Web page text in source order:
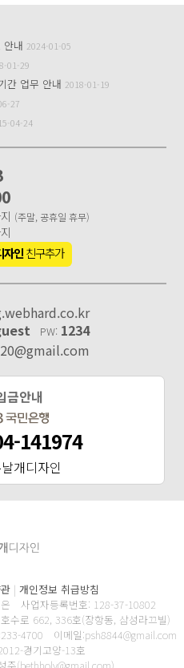
안내 2024-01-05
01-29
간 업무 안내 2018-01-19
27
04-24
(주말, 공휴일 휴무)
자인친구추가
PW: 1234
금안내
141974
개디자인
| 개인정보 취급방침
사업자등록번호: 128-37-10802
수로 662, 336호(장항동, 삼성라끄빌)
4700 이메일:psh8844@gmail.com
경기고양-13호